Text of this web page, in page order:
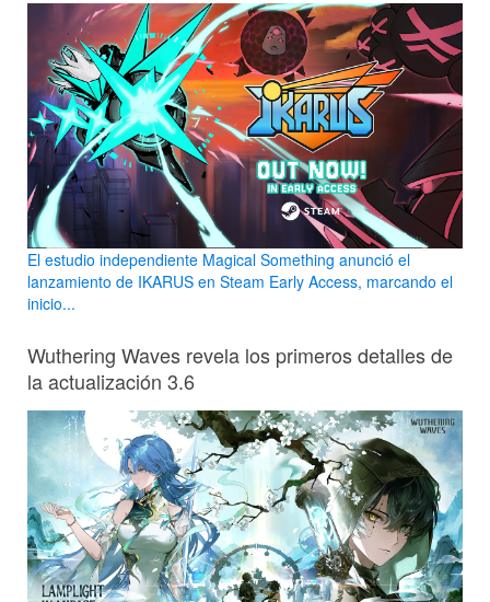
El estudio independiente Magical Something anunció el
lanzamiento de IKARUS en Steam Early Access, marcando el
inicio...
Wuthering Waves revela los primeros detalles de
la actualización 3.6